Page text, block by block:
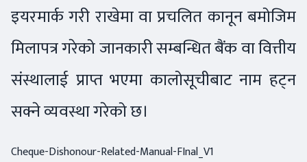
इयरमार्क गरी राखेमा वा प्रचलित कानून बमोजिम
मिलापत्र गरेको जानकारी सम्बन्धित बैंक वा वित्तीय
संस्थालाई प्राप्त भएमा कालोसूचीबाट नाम हट्न
सक्ने व्यवस्था गरेको छ।
Cheque-Dishonour-Related-Manual-FInal_V1